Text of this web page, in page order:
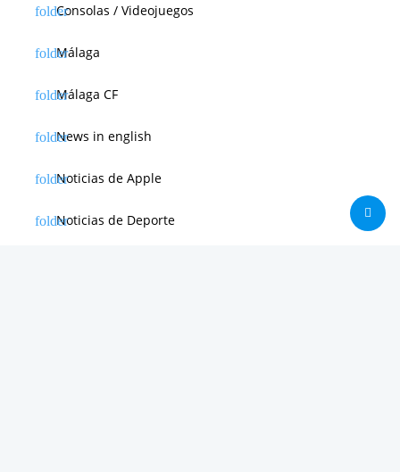
Consolas / Videojuegos
Málaga
Málaga CF
News in english
Noticias de Apple
Noticias de Deporte